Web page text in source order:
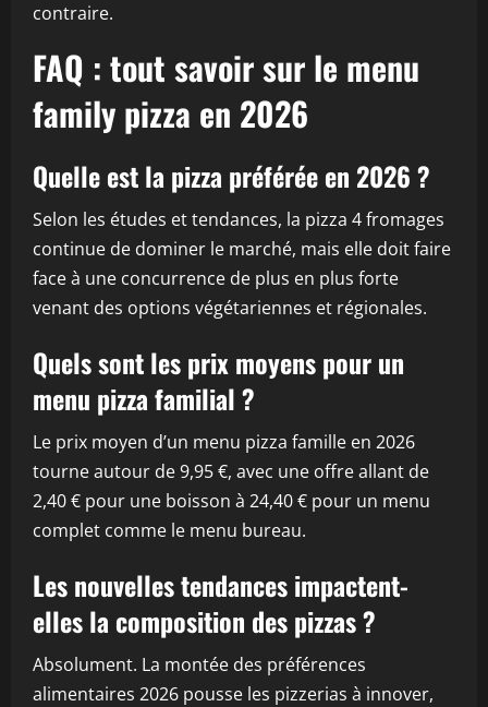
contraire.
FAQ : tout savoir sur le menu
family pizza en 2026
Quelle est la pizza préférée en 2026 ?
Selon les études et tendances, la pizza 4 fromages
continue de dominer le marché, mais elle doit faire
face à une concurrence de plus en plus forte
venant des options végétariennes et régionales.
Quels sont les prix moyens pour un
menu pizza familial ?
Le prix moyen d’un menu pizza famille en 2026
tourne autour de 9,95 €, avec une offre allant de
2,40 € pour une boisson à 24,40 € pour un menu
complet comme le menu bureau.
Les nouvelles tendances impactent-
elles la composition des pizzas ?
Absolument. La montée des préférences
alimentaires 2026 pousse les pizzerias à innover,